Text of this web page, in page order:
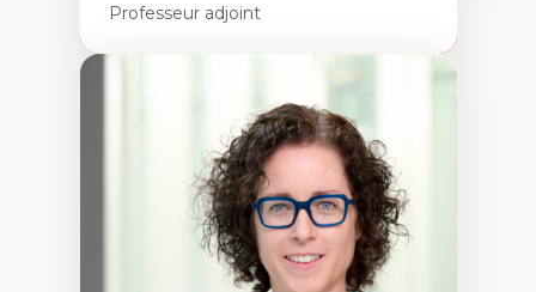
Professeur adjoint
Théories du développement
Économie politique comparée
Élites économiques
Sociologie économique
Extractivisme
Classes sociales
Mouvements sociaux
Théories de l’État